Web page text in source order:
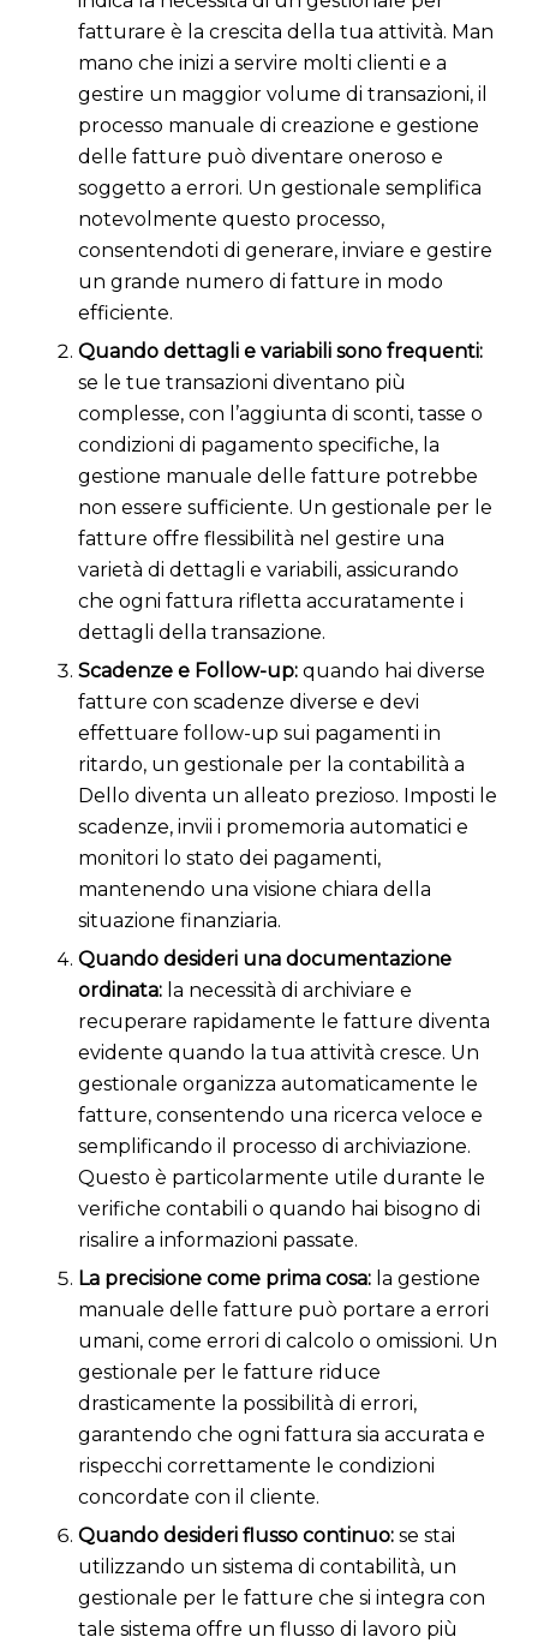
fatturare è la crescita della tua attività. Man
mano che inizi a servire molti clienti e a
gestire un maggior volume di transazioni, il
processo manuale di creazione e gestione
delle fatture può diventare oneroso e
soggetto a errori. Un gestionale semplifica
notevolmente questo processo,
consentendoti di generare, inviare e gestire
un grande numero di fatture in modo
efficiente.
Quando dettagli e variabili sono frequenti:
se le tue transazioni diventano più
complesse, con l’aggiunta di sconti, tasse o
condizioni di pagamento specifiche, la
gestione manuale delle fatture potrebbe
non essere sufficiente. Un gestionale per le
fatture offre flessibilità nel gestire una
varietà di dettagli e variabili, assicurando
che ogni fattura rifletta accuratamente i
dettagli della transazione.
Scadenze e Follow-up: quando hai diverse
fatture con scadenze diverse e devi
effettuare follow-up sui pagamenti in
ritardo, un gestionale per la contabilità a
Dello diventa un alleato prezioso. Imposti le
scadenze, invii i promemoria automatici e
monitori lo stato dei pagamenti,
mantenendo una visione chiara della
situazione finanziaria.
Quando desideri una documentazione
ordinata: la necessità di archiviare e
recuperare rapidamente le fatture diventa
evidente quando la tua attività cresce. Un
gestionale organizza automaticamente le
fatture, consentendo una ricerca veloce e
semplificando il processo di archiviazione.
Questo è particolarmente utile durante le
verifiche contabili o quando hai bisogno di
risalire a informazioni passate.
La precisione come prima cosa: la gestione
manuale delle fatture può portare a errori
umani, come errori di calcolo o omissioni. Un
gestionale per le fatture riduce
drasticamente la possibilità di errori,
garantendo che ogni fattura sia accurata e
rispecchi correttamente le condizioni
concordate con il cliente.
Quando desideri flusso continuo:se stai
utilizzando un sistema di contabilità, un
gestionale per le fatture che si integra con
tale sistema offre un flusso di lavoro più